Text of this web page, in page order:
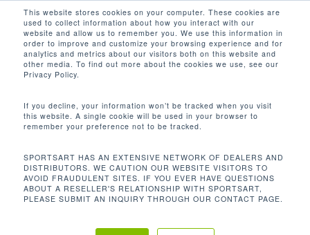
This website stores cookies on your computer. These cookies are
used to collect information about how you interact with our
website and allow us to remember you. We use this information in
order to improve and customize your browsing experience and for
analytics and metrics about our visitors both on this website and
other media. To find out more about the cookies we use, see our
Privacy Policy.
If you decline, your information won’t be tracked when you visit
this website. A single cookie will be used in your browser to
remember your preference not to be tracked.
SPORTSART HAS AN EXTENSIVE NETWORK OF DEALERS AND
DISTRIBUTORS. WE CAUTION OUR WEBSITE VISITORS TO
AVOID FRAUDULENT SITES. IF YOU EVER HAVE QUESTIONS
ABOUT A RESELLER'S RELATIONSHIP WITH SPORTSART,
PLEASE SUBMIT AN INQUIRY THROUGH OUR CONTACT PAGE.
main
content
search
CUERPO INFERIOR
etiquetados “Cuerpo inferior”
Close
Menu